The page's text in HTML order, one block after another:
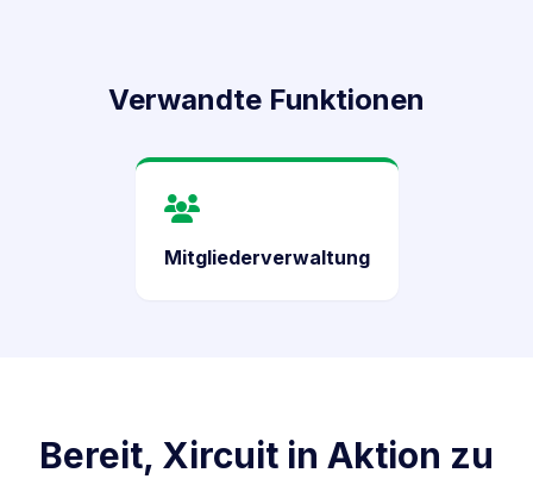
Verwandte Funktionen
Mitgliederverwaltung
Bereit, Xircuit in Aktion zu